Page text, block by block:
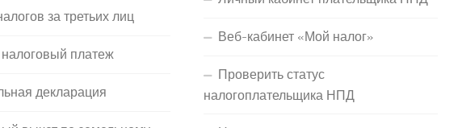
за третьих лиц
платеж
декларация
Веб-кабинет «Мой налог»
Проверить статус
налогоплательщика НПД